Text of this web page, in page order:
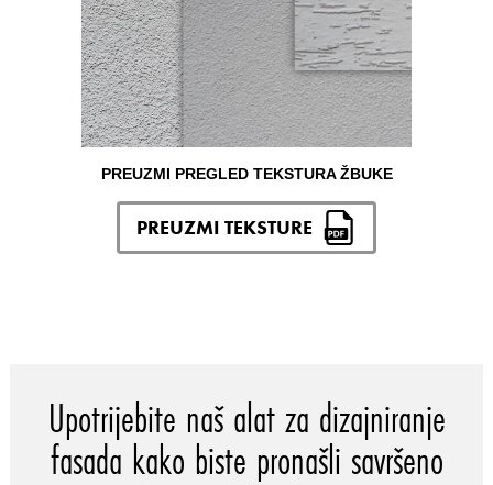
PREUZMI PREGLED TEKSTURA ŽBUKE
PREUZMI TEKSTURE
Upotrijebite naš alat za dizajniranje
fasada kako biste pronašli savršeno